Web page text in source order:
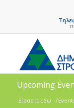
Upcoming
Είσαστε εδώ: /